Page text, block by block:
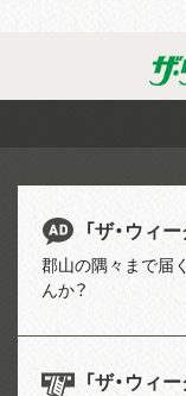
「ザ・ウィ
郡山の隅々まで届
んか？
「ザ・ウィ